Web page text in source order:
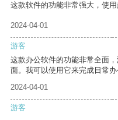
这款软件的功能非常强大，使用
2024-04-01
游客
这款办公软件的功能非常全面
面。我可以使用它来完成日常办
2024-04-01
游客